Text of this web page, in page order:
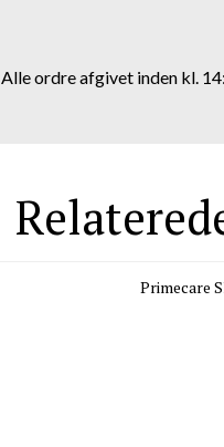
Alle ordre afgivet inden kl.
Primecare